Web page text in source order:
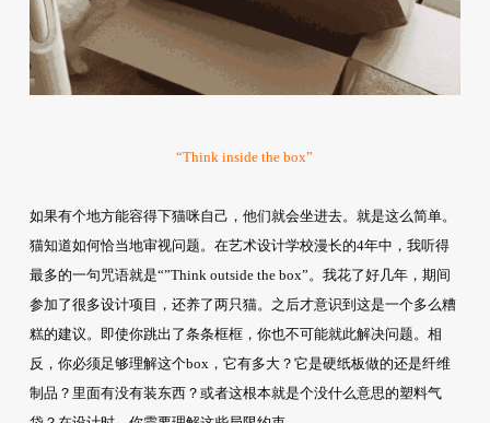
“Think inside the box”
如果有个地方能容得下猫咪自己，他们就会坐进去。就是这么简单。
猫知道如何恰当地审视问题。在艺术设计学校漫长的4年中，我听得
最多的一句咒语就是“”Think outside the box”。我花了好几年，期间
参加了很多设计项目，还养了两只猫。之后才意识到这是一个多么糟
糕的建议。即使你跳出了条条框框，你也不可能就此解决问题。相
反，你必须足够理解这个box，它有多大？它是硬纸板做的还是纤维
制品？里面有没有装东西？或者这根本就是个没什么意思的塑料气